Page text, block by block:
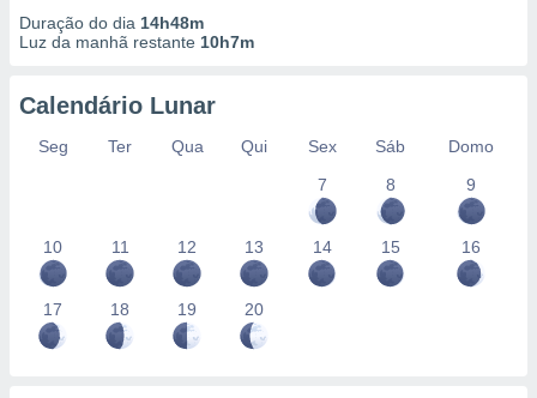
Duração do dia 14h48m
Luz da manhã restante 10h7m
Calendário Lunar
Seg Ter Qua Qui Sex Sáb
Domo
7
8 9
10 11 12 13 14 15 16
17 18 19 20